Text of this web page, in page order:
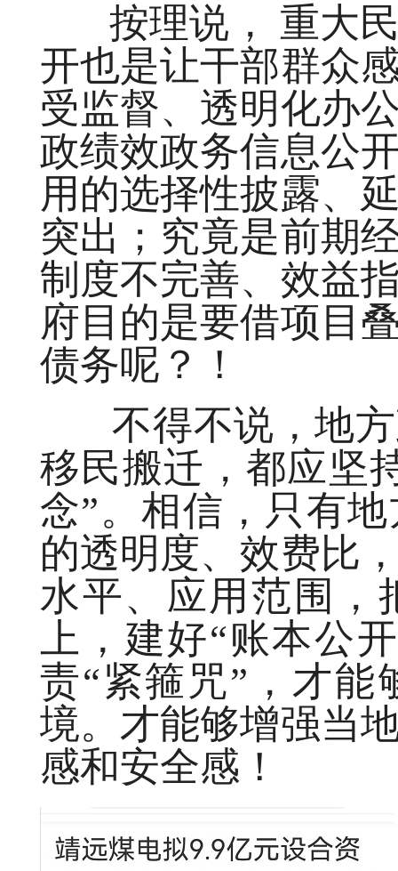
按理说， 重大民
开也是让干部群众
受监督、透明化办
政绩效政务信息公
用的选择性披露、
突出；究竟是前期
制度不完善、效益
府目的是要借项目
债务呢？！
不得不说，地方
移民搬迁，都应坚
念”。相信，只有
的透明度、效费比
水平、应用范围，
上，建好“账本公
责“紧箍咒”，才能
境。才能够增强当
感和安全感！